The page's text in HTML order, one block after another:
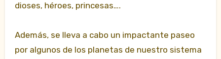
dioses, héroes, princesas….
Además, se lleva a cabo un impactante paseo
por algunos de los planetas de nuestro sistema